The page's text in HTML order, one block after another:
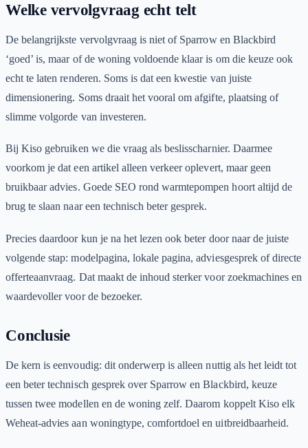
Welke vervolgvraag echt telt
De belangrijkste vervolgvraag is niet of Sparrow en Blackbird
‘goed’ is, maar of de woning voldoende klaar is om die keuze ook
echt te laten renderen. Soms is dat een kwestie van juiste
dimensionering. Soms draait het vooral om afgifte, plaatsing of
slimme volgorde van investeren.
Bij Kiso gebruiken we die vraag als beslisscharnier. Daarmee
voorkom je dat een artikel alleen verkeer oplevert, maar geen
bruikbaar advies. Goede SEO rond warmtepompen hoort altijd de
brug te slaan naar een technisch beter gesprek.
Precies daardoor kun je na het lezen ook beter door naar de juiste
volgende stap: modelpagina, lokale pagina, adviesgesprek of directe
offerteaanvraag. Dat maakt de inhoud sterker voor zoekmachines en
waardevoller voor de bezoeker.
Conclusie
De kern is eenvoudig: dit onderwerp is alleen nuttig als het leidt tot
een beter technisch gesprek over Sparrow en Blackbird, keuze
tussen twee modellen en de woning zelf. Daarom koppelt Kiso elk
Weheat-advies aan woningtype, comfortdoel en uitbreidbaarheid.